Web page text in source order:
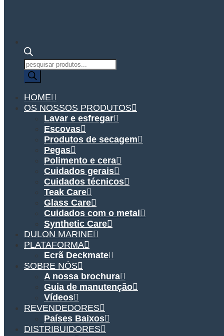
Pesquisa
de
produtos
HOME
OS NOSSOS PRODUTOS
Lavar e esfregar
Escovas
Produtos de secagem
Pegas
Polimento e cera
Cuidados gerais
Cuidados técnicos
Teak Care
Glass Care
Cuidados com o metal
Synthetic Care
DULON MARINE
PLATAFORMA
Ecrã Deckmate
SOBRE NÓS
A nossa brochura
Guia de manutenção
Vídeos
REVENDEDORES
Países Baixos
DISTRIBUIDORES